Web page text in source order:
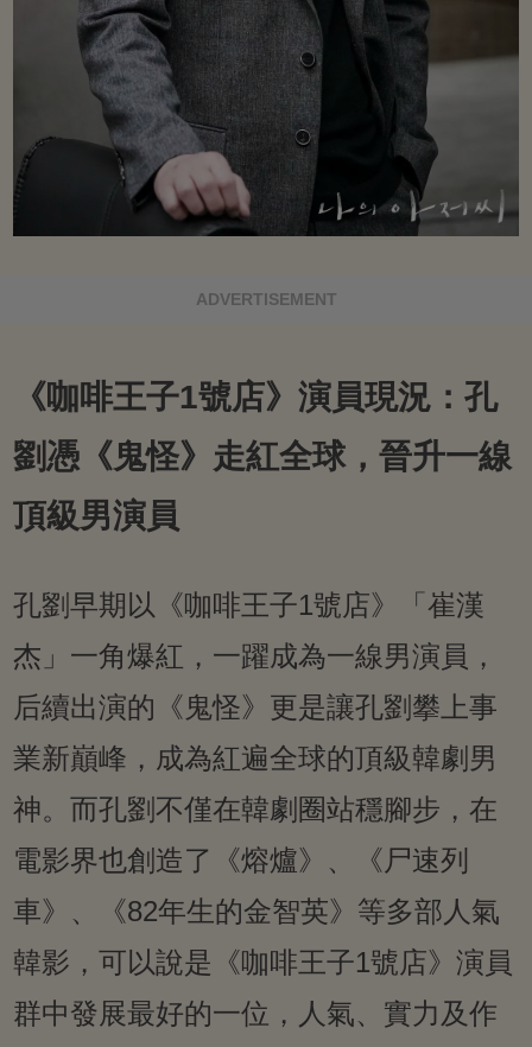
ADVERTISEMENT
《咖啡王子1號店》演員現況：孔
劉憑《鬼怪》走紅全球，晉升一線
頂級男演員
孔劉早期以《咖啡王子1號店》「崔漢
杰」一角爆紅，一躍成為一線男演員，
后續出演的《鬼怪》更是讓孔劉攀上事
業新巔峰，成為紅遍全球的頂級韓劇男
神。而孔劉不僅在韓劇圈站穩腳步，在
電影界也創造了《熔爐》、《尸速列
車》、《82年生的金智英》等多部人氣
韓影，可以說是《咖啡王子1號店》演員
群中發展最好的一位，人氣、實力及作